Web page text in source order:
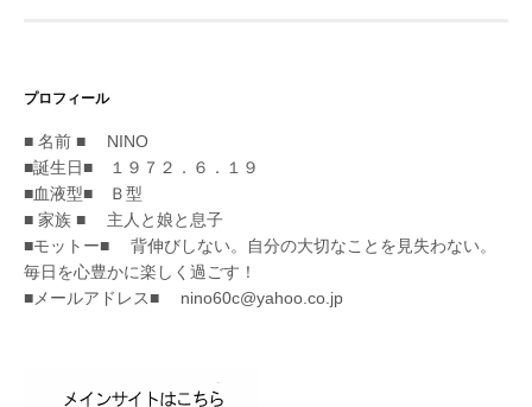
プロフィール
■ 名前 ■ NINO
■誕生日■ １９７２．６．１９
■血液型■ Ｂ型
■ 家族 ■ 主人と娘と息子
■モットー■ 背伸びしない。自分の大切なことを見失わない。
毎日を心豊かに楽しく過ごす！
■メールアドレス■ nino60c@yahoo.co.jp